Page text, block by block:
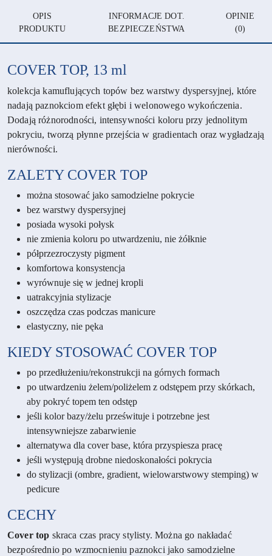
OPIS
PRODUKTU
INFORMACJE DOT.
BEZPIECZEŃSTWA
OPINIE
(0)
COVER TOP, 13 ml
kolekcja kamuflujących topów bez warstwy dyspersyjnej, które
nadają paznokciom efekt głębi i welonowego wykończenia.
Dodają różnorodności, intensywności koloru przy jednolitym
pokryciu, tworzą płynne przejścia w gradientach oraz wygładzają
nierówności.
ZALETY COVER TOP
można stosować jako samodzielne pokrycie
bez warstwy dyspersyjnej
posiada wysoki połysk
nie zmienia koloru po utwardzeniu, nie żółknie
półprzezroczysty pigment
komfortowa konsystencja
wyrównuje się w jednej kropli
uatrakcyjnia stylizacje
oszczędza czas podczas manicure
elastyczny, nie pęka
KIEDY STOSOWAĆ COVER TOP
po przedłużeniu/rekonstrukcji na górnych formach
po utwardzeniu żelem/poliżelem z odstępem przy skórkach,
aby pokryć topem ten odstęp
jeśli kolor bazy/żelu prześwituje i potrzebne jest
intensywniejsze zabarwienie
alternatywa dla cover base, która przyspiesza pracę
jeśli występują drobne niedoskonałości pokrycia
do stylizacji (ombre, gradient, wielowarstwowy stemping) w
pedicure
CECHY
Cover top skraca czas pracy stylisty. Można go nakładać
bezpośrednio po wzmocnieniu paznokci jako samodzielne